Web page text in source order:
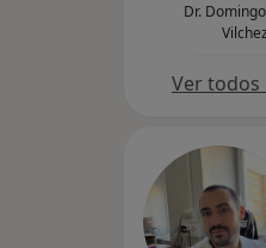
Dr.
Vilchez
Ver todos